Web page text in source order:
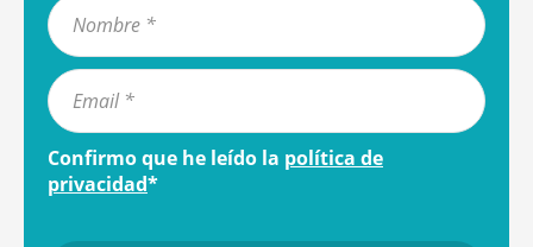
Confirmo que he leído la política de
privacidad*